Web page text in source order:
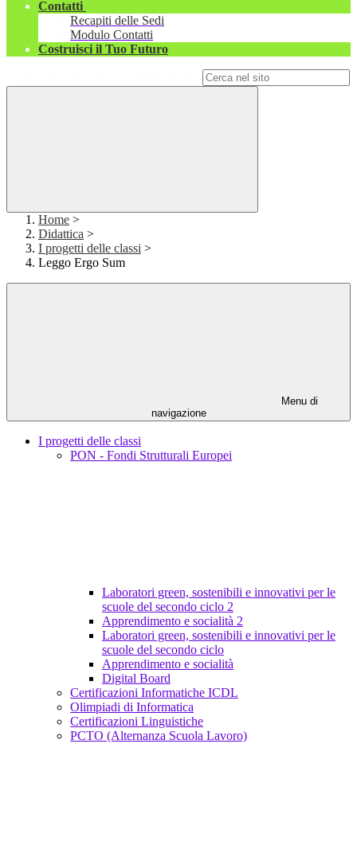
Contatti
Recapiti delle Sedi
Modulo Contatti
Costruisci il Tuo Futuro
Home >
Didattica >
I progetti delle classi >
Leggo Ergo Sum
Menu di
navigazione
I progetti delle classi
PON - Fondi Strutturali Europei
Laboratori green, sostenibili e innovativi per le
scuole del secondo ciclo 2
Apprendimento e socialità 2
Laboratori green, sostenibili e innovativi per le
scuole del secondo ciclo
Apprendimento e socialità
Digital Board
Certificazioni Informatiche ICDL
Olimpiadi di Informatica
Certificazioni Linguistiche
PCTO (Alternanza Scuola Lavoro)